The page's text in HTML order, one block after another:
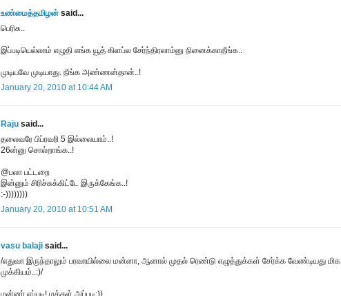
உண்மைத்தமிழன் said...
பெரிசு..
இப்படியெல்லாம் எழுதி எங்க யூத் கிளப்ல சேர்ந்திரலாம்னு நினைக்காதீங்க..
முடியவே முடியாது. நீங்க அண்ணன்தான்..!
January 20, 2010 at 10:44 AM
Raju said...
தலைவரே பிப்ரவரி 5 இல்லையாம்..!
26ன்னு சொல்றாங்க..!
@பலா பட்டறை
இன்னும் சிரிச்சுக்கிட்டே இருக்கேங்க..!
:-))))))))
January 20, 2010 at 10:51 AM
vasu balaji said...
/எதுவா இருந்தாலும் பரவாயில்லை மன்னா, ஆனால் முதல் ரெண்டு எழுத்துக்கள் சேர்க்க வேண்டியது மிக
முக்கியம்..:)/
மன்னர் எப்படி! மக்கள் அப்படி:))